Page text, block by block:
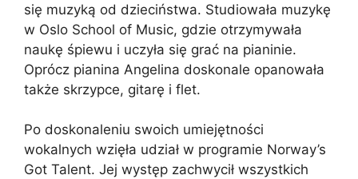
się muzyką od dzieciństwa. Studiowała muzykę
w Oslo School of Music, gdzie otrzymywała
naukę śpiewu i uczyła się grać na pianinie.
Oprócz pianina Angelina doskonale opanowała
także skrzypce, gitarę i flet.
Po doskonaleniu swoich umiejętności
wokalnych wzięła udział w programie Norway’s
Got Talent. Jej występ zachwycił wszystkich